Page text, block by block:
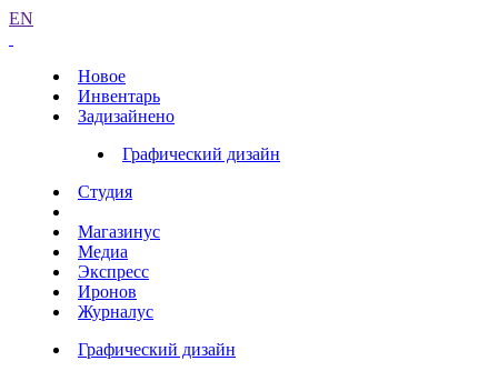
EN
Новое
Инвентарь
Задизайнено
Графический дизайн
Студия
Магазинус
Медиа
Экспресс
Иронов
Журналус
Графический дизайн